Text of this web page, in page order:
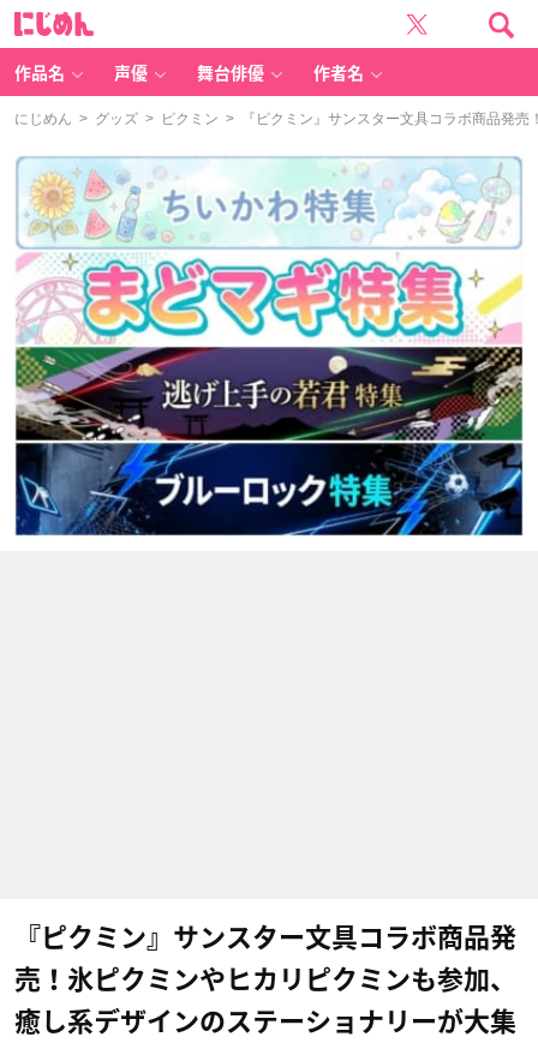
作品名 声優 舞台俳優 作者名
にじめん > グッズ > ピクミン > 『ピクミン』サンスター文具コラボ商品発売
『ピクミン』サンスター文具コラボ商品発
売！氷ピクミンやヒカリピクミンも参加、
癒し系デザインのステーショナリーが大集